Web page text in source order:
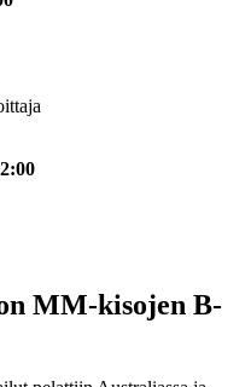
MM-kisojen B-